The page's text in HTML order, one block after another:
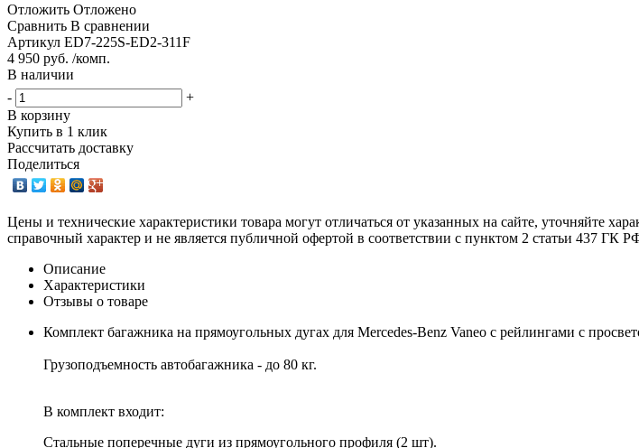
Отложить Отложено
Сравнить В сравнении
Артикул ED7-225S-ED2-311F
4 950 руб. /комп.
В наличии
-
+
В корзину
Купить в 1 клик
Рассчитать доставку
Поделиться
Цены и технические характеристики товара могут отличаться от указанных на сайте, уточняйте
справочный характер и не является публичной офертой в соответствии с пунктом 2 статьи 437 ГК
Описание
Характеристики
Отзывы о товаре
Комплект багажника на прямоугольных дугах для Mercedes-Benz Vaneo с рейлингами с
Грузоподъемность автобагажника - до 80 кг.
В комплект входит:
Стальные поперечные дуги из прямоугольного профиля (2 шт).